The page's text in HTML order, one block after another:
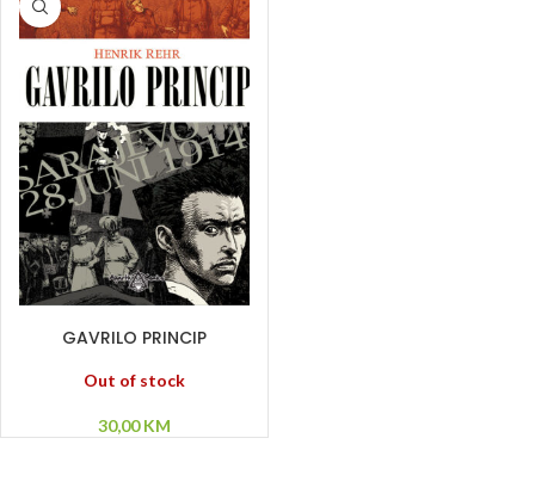
GAVRILO PRINCIP
Out of stock
30,00KM